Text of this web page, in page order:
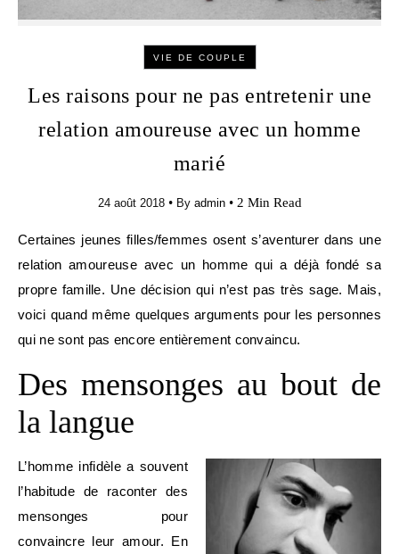
VIE DE COUPLE
Les raisons pour ne pas entretenir une
relation amoureuse avec un homme
marié
24 août 2018 • By admin • 2 Min Read
Certaines jeunes filles/femmes osent s’aventurer dans une
relation amoureuse avec un homme qui a déjà fondé sa
propre famille. Une décision qui n’est pas très sage. Mais,
voici quand même quelques arguments pour les personnes
qui ne sont pas encore entièrement convaincu.
Des mensonges au bout de
la langue
L’homme infidèle a souvent
l’habitude de raconter des
mensonges pour
convaincre leur amour. En